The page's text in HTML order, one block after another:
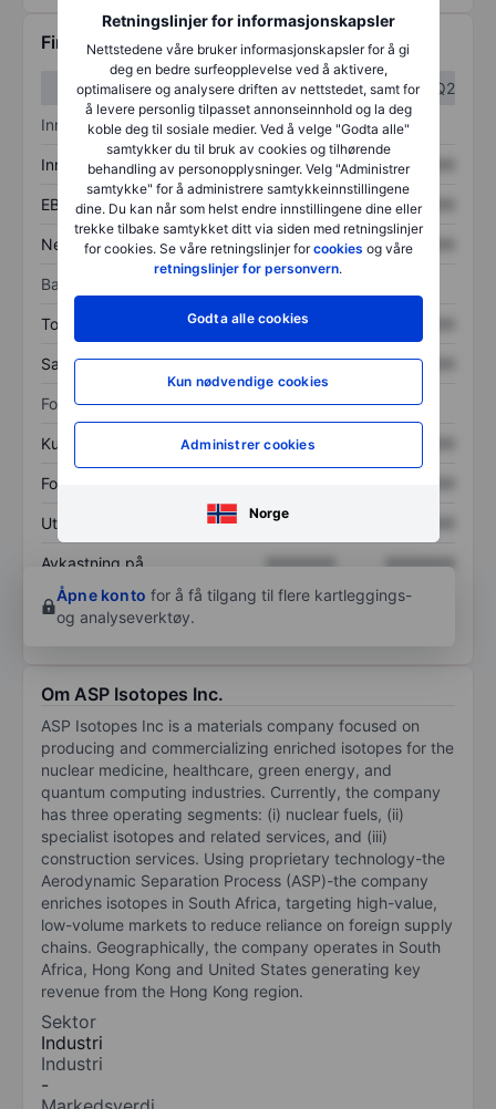
Retningslinjer for informasjonskapsler
Nettstedene våre bruker informasjonskapsler for å gi
deg en bedre surfeopplevelse ved å aktivere,
optimalisere og analysere driften av nettstedet, samt for
å levere personlig tilpasset annonseinnhold og la deg
koble deg til sosiale medier. Ved å velge "Godta alle"
samtykker du til bruk av cookies og tilhørende
behandling av personopplysninger. Velg "Administrer
samtykke" for å administrere samtykkeinnstillingene
dine. Du kan når som helst endre innstillingene dine eller
trekke tilbake samtykket ditt via siden med retningslinjer
for cookies. Se våre retningslinjer forcookies og våre
retningslinjer for personvern.
Godta alle cookies
Kun nødvendige cookies
Administrer cookies
Norge
Finansiell informasjon
Q1
Q2
Inntektsoversikt
Inntekter XXXXXXX XXXXXXX
EBITDA XXXXXXX XXXXXXX
Nettoinntekt XXXXXXX XXXXXXX
Balanse
Totale eiendeler XXXXXXX
Samlet gjeld XXXXXXX XXXXXXX
Forholdstall
Kurs/salg XXXXXXX
Fortjeneste per aksje
Utbytte per aksje XXXXXXX
Avkastning på
egenkapital
XXXXXXX
XXXXXXX
Åpne konto for å få tilgang til flere kartleggings-
og analyseverktøy.
Om ASP Isotopes Inc.
ASP Isotopes Inc is a materials company focused on
producing and commercializing enriched isotopes for the
nuclear medicine, healthcare, green energy, and
quantum computing industries. Currently, the company
has three operating segments: (i) nuclear fuels, (ii)
specialist isotopes and related services, and (iii)
construction services. Using proprietary technology-the
Aerodynamic Separation Process (ASP)-the company
enriches isotopes in South Africa, targeting high-value,
low-volume markets to reduce reliance on foreign supply
chains. Geographically, the company operates in South
Africa, Hong Kong and United States generating key
revenue from the Hong Kong region.
Sektor
Industri
Industri
-